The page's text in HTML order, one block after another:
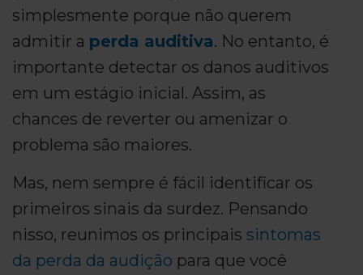
simplesmente porque não querem
admitir a perda auditiva. No entanto, é
importante detectar os danos auditivos
em um estágio inicial. Assim, as
chances de reverter ou amenizar o
problema são maiores.
Mas, nem sempre é fácil identificar os
primeiros sinais da surdez. Pensando
nisso, reunimos os principais sintomas
da perda da audição para que você